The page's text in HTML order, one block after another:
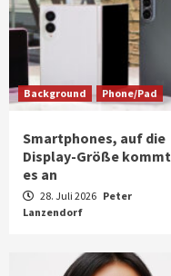
Background Phone/Pad
Smartphones, auf die
Display-Größe kommt
es an
28. Juli 2026 Peter
Lanzendorf